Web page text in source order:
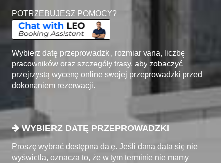
POTRZEBUJESZ POMOCY?
Wybierz datę przeprowadzki, rozmiar vana, liczbę
pracowników oraz szczegóły trasy, aby zobaczyć
przejrzystą wycenę online swojej przeprowadzki przed
dokonaniem rezerwacji.
WYBIERZ DATĘ PRZEPROWADZKI
Proszę wybrać dostępna datę. Jeśli dana data się nie
wyświetla, oznacza to, że w tym terminie nie mamy